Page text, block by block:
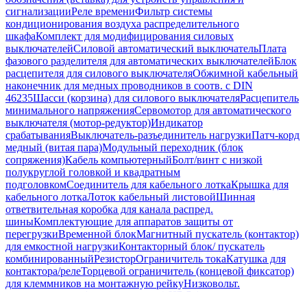
сигнализацииРеле времениФильтр системы
кондиционирования воздуха распределительного
шкафаКомплект для модифицирования силовых
выключателейСиловой автоматический выключательПлата
фазового разделителя для автоматических выключателейБлок
расцепителя для силового выключателяОбжимной кабельный
наконечник для медных проводников в соотв. с DIN
46235Шасси (корзина) для силового выключателяРасцепитель
минимального напряженияСервомотор для автоматического
выключателя (мотор-редуктор)Индикатор
срабатыванияВыключатель-разъединитель нагрузкиПатч-корд
медный (витая пара)Модульный переходник (блок
сопряжения)Кабель компьютерныйБолт/винт с низкой
полукруглой головкой и квадратным
подголовкомСоединитель для кабельного лоткаКрышка для
кабельного лоткаЛоток кабельный листовойШинная
ответвительная коробка для канала распред.
шиныКомплектующие для аппаратов защиты от
перегрузкиВременной блокМагнитный пускатель (контактор)
для емкостной нагрузкиКонтакторный блок/ пускатель
комбинированныйРезисторОграничитель токаКатушка для
контактора/релеТорцевой ограничитель (концевой фиксатор)
для клеммников на монтажную рейкуНизковольт.